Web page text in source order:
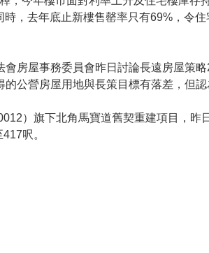
，去年底止新樓售罄率只有69%，令
會房屋事務委員會昨日討論長遠房屋策
公營房屋用地與長策目標有落差，但
）旗下北角馬寶道舊契重建項目，
呎。